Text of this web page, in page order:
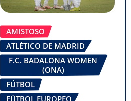
AMISTOSO
ATLÉTICO DE MADRID
F.C. BADALONA WOMEN
(ONA)
FÚTBOL